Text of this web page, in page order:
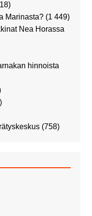
Marinasta? (1 449)
Nea Horassa
hinnoista
(758)